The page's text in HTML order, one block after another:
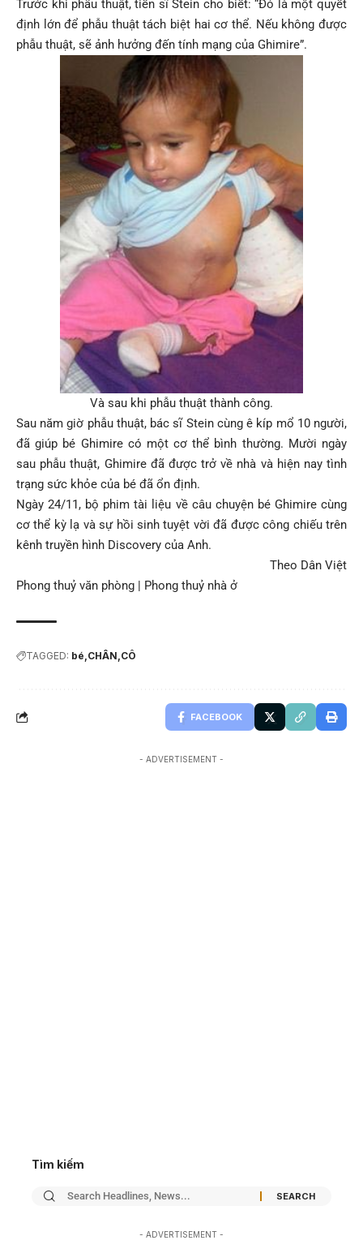
Trước khi phẫu thuật, tiến sĩ Stein cho biết: “Đó là một quyết
định lớn để phẫu thuật tách biệt hai cơ thể. Nếu không được
phẫu thuật, sẽ ảnh hưởng đến tính mạng của Ghimire”.
Và sau khi phẫu thuật thành công.
Sau năm giờ phẫu thuật, bác sĩ Stein cùng ê kíp mổ 10 người,
đã giúp bé Ghimire có một cơ thể bình thường. Mười ngày
sau phẫu thuật, Ghimire đã được trở về nhà và hiện nay tình
trạng sức khỏe của bé đã ổn định.
Ngày 24/11, bộ phim tài liệu về câu chuyện bé Ghimire cùng
cơ thể kỳ lạ và sự hồi sinh tuyệt vời đã được công chiếu trên
kênh truyền hình Discovery của Anh.
Theo Dân Việt
Phong thuỷ văn phòng | Phong thuỷ nhà ở
TAGGED: bé CHÂN CÔ
FACEBOOK
- ADVERTISEMENT -
Tìm kiếm
- ADVERTISEMENT -